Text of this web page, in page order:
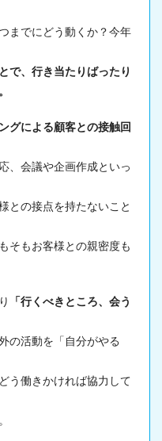
までにどう動くか？今年
で、行き当たりばったり
グによる顧客との接触回
、会議や企画作成といっ
との接点を持たないこと
そもお客様との親密度も
「行くべきところ、会う
の活動を「自分がやる
う働きかければ協力して